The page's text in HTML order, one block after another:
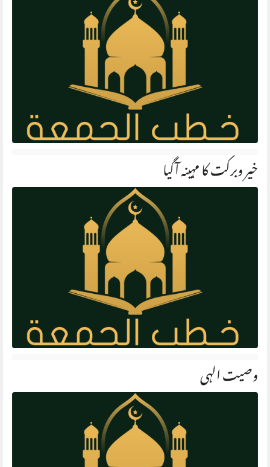
خیر وبرکت کا مہینہ آگیا
وصیت الہی